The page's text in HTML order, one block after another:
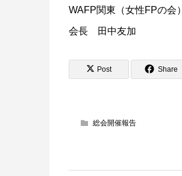
WAFP関東（女性FPの会）
会長 田中友加
Post Share
総会開催報告